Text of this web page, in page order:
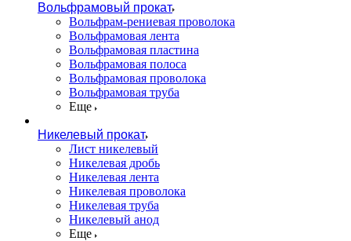
Вольфрамовый прокат
Вольфрам-рениевая проволока
Вольфрамовая лента
Вольфрамовая пластина
Вольфрамовая полоса
Вольфрамовая проволока
Вольфрамовая труба
Еще
Никелевый прокат
Лист никелевый
Никелевая дробь
Никелевая лента
Никелевая проволока
Никелевая труба
Никелевый анод
Еще